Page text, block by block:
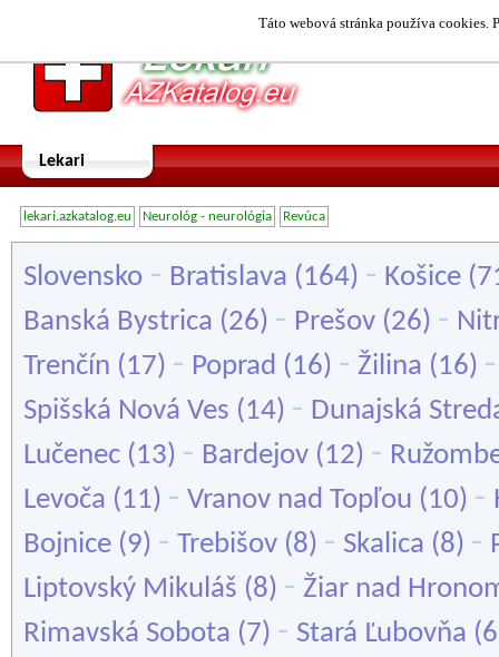
Táto webová stránka používa cookies.
Lekari
lekari.azkatalog.eu Neurológ - neurológia Revúca
Slovensko - Bratislava (164) - Košice
Banská Bystrica (26) - Prešov (26) -
Trenčín (17) - Poprad (16) - Žilina (16)
Spišská Nová Ves (14) - Dunajská
Lučenec (13) - Bardejov (12) -
Levoča (11) - Vranov nad Topľou (10) -
Bojnice (9) - Trebišov (8) - Skalica (8) -
Liptovský Mikuláš (8) - Žiar nad
Rimavská Sobota (7) - Stará Ľubovňa